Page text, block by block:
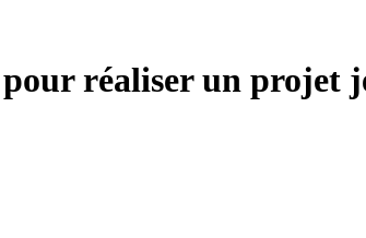
réaliser un projet